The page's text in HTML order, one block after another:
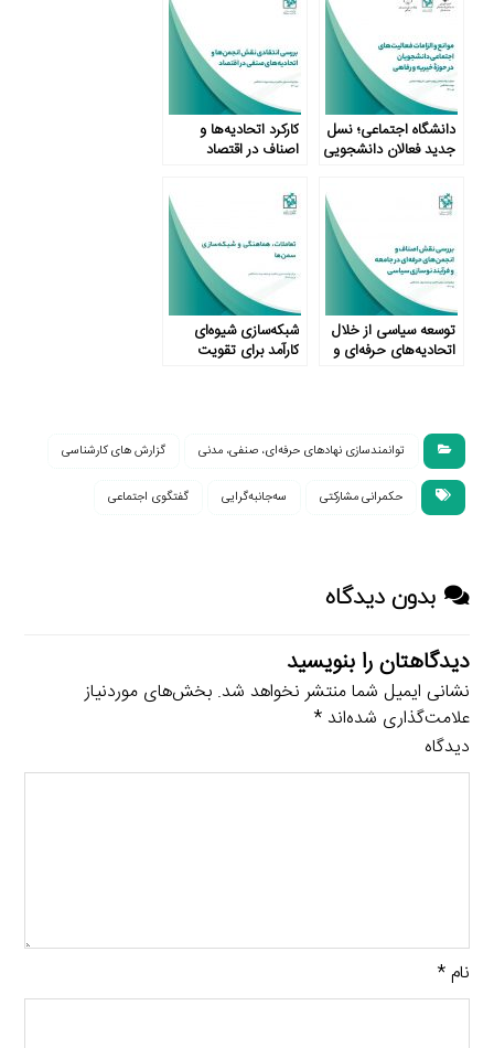
دانشگاه اجتماعی؛ نسل
جدید فعالان دانشجویی
کارکرد اتحادیه‌ها و
اصناف در اقتصاد
توسعه سیاسی از خلال
اتحادیه‌های حرفه‌ای و
شبکه‌سازی شیوه‌ای
کارآمد برای تقویت
توانمندسازی نهادهای حرفه‌ای، صنفی، مدنی گزارش های کارشناسی
حکمرانی مشارکتی سه‌جانبه‌گرایی گفتگوی اجتماعی
بدون دیدگاه
دیدگاهتان را بنویسید
نشانی ایمیل شما منتشر نخواهد شد. بخش‌های موردنیاز
علامت‌گذاری شده‌اند*
دیدگاه
نام*